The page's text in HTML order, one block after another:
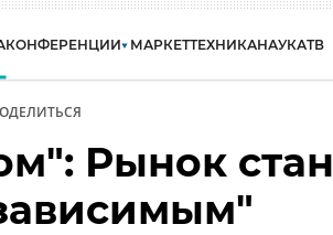
КОНФЕРЕНЦИИ МАРКЕТТЕХНИКАНАУКАТВ
Рынок